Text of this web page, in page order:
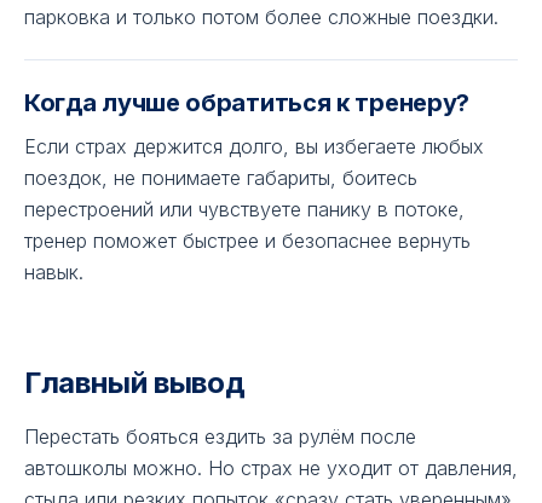
парковка и только потом более сложные поездки.
Когда лучше обратиться к тренеру?
Если страх держится долго, вы избегаете любых
поездок, не понимаете габариты, боитесь
перестроений или чувствуете панику в потоке,
тренер поможет быстрее и безопаснее вернуть
навык.
Главный вывод
Перестать бояться ездить за рулём после
автошколы можно. Но страх не уходит от давления,